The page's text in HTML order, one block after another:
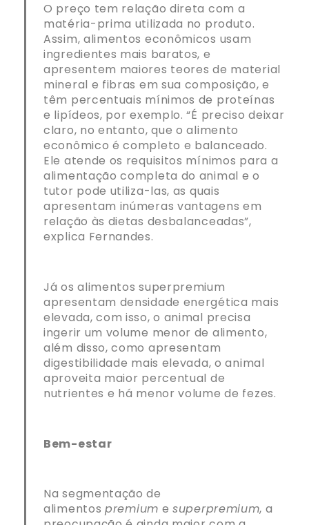
O preço tem relação direta com a
matéria-prima utilizada no produto.
Assim, alimentos econômicos usam
ingredientes mais baratos, e
apresentem maiores teores de material
mineral e fibras em sua composição, e
têm percentuais mínimos de proteínas
e lipídeos, por exemplo. “É preciso deixar
claro, no entanto, que o alimento
econômico é completo e balanceado.
Ele atende os requisitos mínimos para a
alimentação completa do animal e o
tutor pode utiliza-las, as quais
apresentam inúmeras vantagens em
relação às dietas desbalanceadas”,
explica Fernandes.
Já os alimentos superpremium
apresentam densidade energética mais
elevada, com isso, o animal precisa
ingerir um volume menor de alimento,
além disso, como apresentam
digestibilidade mais elevada, o animal
aproveita maior percentual de
nutrientes e há menor volume de fezes.
Bem-estar
Na segmentação de
alimentos premium esuperpremium, a